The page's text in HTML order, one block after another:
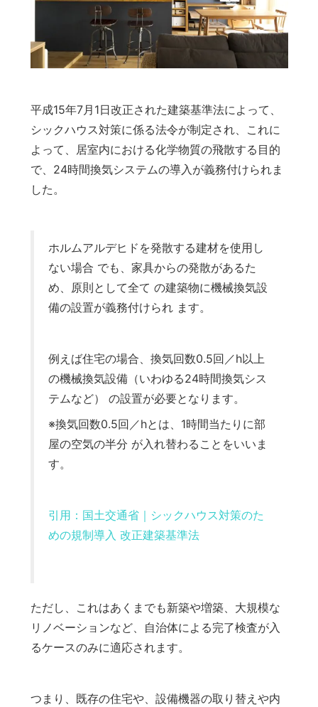
平成15年7月1日改正された建築基準法によって、
シックハウス対策に係る法令が制定され、これに
よって、居室内における化学物質の飛散する目的
で、24時間換気システムの導入が義務付けられま
した。
ホルムアルデヒドを発散する建材を使用し
ない場合 でも、家具からの発散があるた
め、原則として全て の建築物に機械換気設
備の設置が義務付けられ ます。
例えば住宅の場合、換気回数0.5回／h以上
の機械換気設備（いわゆる24時間換気シス
テムなど） の設置が必要となります。
※換気回数0.5回／hとは、1時間当たりに部
屋の空気の半分 が入れ替わることをいいま
す。
引用： 国土交通省｜シックハウス対策のた
めの規制導入 改正建築基準法
ただし、これはあくまでも新築や増築、大規模な
リノベーションなど、自治体による完了検査が入
るケースのみに適応されます。
つまり、既存の住宅や、設備機器の取り替えや内